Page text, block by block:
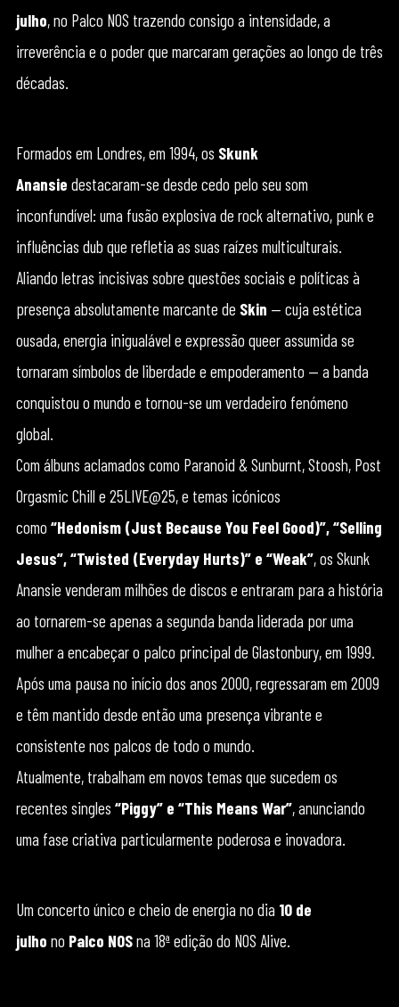
julho, no Palco NOS trazendo consigo a intensidade, a
irreverência e o poder que marcaram gerações ao longo de três
décadas.
Formados em Londres, em 1994, os Skunk
Anansie destacaram-se desde cedo pelo seu som
inconfundível: uma fusão explosiva de rock alternativo, punk e
influências dub que refletia as suas raízes multiculturais.
Aliando letras incisivas sobre questões sociais e políticas à
presença absolutamente marcante de Skin — cuja estética
ousada, energia inigualável e expressão queer assumida se
tornaram símbolos de liberdade e empoderamento — a banda
conquistou o mundo e tornou-se um verdadeiro fenómeno
global.
Com álbuns aclamados como Paranoid & Sunburnt, Stoosh, Post
Orgasmic Chill e 25LIVE@25, e temas icónicos
como “Hedonism (Just Because You Feel Good)”, “Selling
Jesus”, “Twisted (Everyday Hurts)” e “Weak”, os Skunk
Anansie venderam milhões de discos e entraram para a história
ao tornarem-se apenas a segunda banda liderada por uma
mulher a encabeçar o palco principal de Glastonbury, em 1999.
Após uma pausa no início dos anos 2000, regressaram em 2009
e têm mantido desde então uma presença vibrante e
consistente nos palcos de todo o mundo.
Atualmente, trabalham em novos temas que sucedem os
recentes singles “Piggy” e “This Means War”, anunciando
uma fase criativa particularmente poderosa e inovadora.
Um concerto único e cheio de energia no dia 10 de
julho no Palco NOSna 18ª edição do NOS Alive.